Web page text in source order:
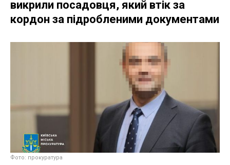
викрили посадовця, який втік за
кордон за підробленими документами
Фото: прокуратура